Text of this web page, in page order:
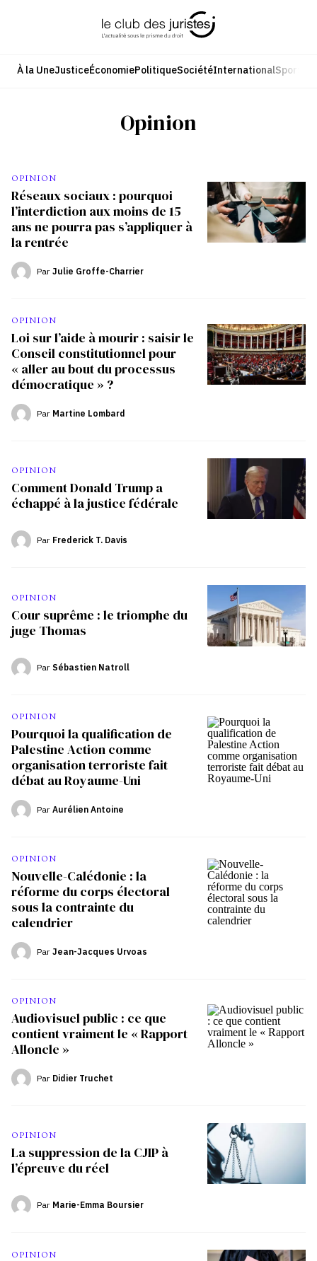
À la UneJusticeÉconomiePolitiqueSociétéInternationalSport
Opinion
OPINION
Réseaux sociaux : pourquoi
l’interdiction aux moins de 15
ans ne pourra pas s’appliquer à
la rentrée
Par Julie Groffe-Charrier
OPINION
Loi sur l’aide à mourir : saisir le
Conseil constitutionnel pour
« aller au bout du processus
démocratique » ?
Par Martine Lombard
OPINION
Comment Donald Trump a
échappé à la justice fédérale
Par Frederick T. Davis
OPINION
Cour suprême : le triomphe du
juge Thomas
Par Sébastien Natroll
OPINION
Pourquoi la qualification de
Palestine Action comme
organisation terroriste fait
débat au Royaume-Uni
Par Aurélien Antoine
OPINION
Nouvelle-Calédonie : la
réforme du corps électoral
sous la contrainte du
calendrier
Par Jean-Jacques Urvoas
OPINION
Audiovisuel public : ce que
contient vraiment le « Rapport
Alloncle »
Par Didier Truchet
OPINION
La suppression de la CJIP à
l’épreuve du réel
Par Marie-Emma Boursier
OPINION